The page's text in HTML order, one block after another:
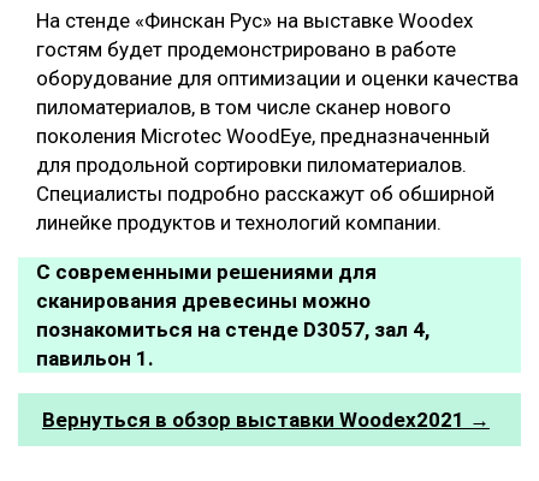
На стенде «Финскан Рус» на выставке Woodex
гостям будет продемонстрировано в работе
оборудование для оптимизации и оценки качества
пиломатериалов, в том числе сканер нового
поколения Microtec WoodEye, предназначенный
для продольной сортировки пиломатериалов.
Специалисты подробно расскажут об обширной
линейке продуктов и технологий компании.
С современными решениями для
сканирования древесины можно
познакомиться на стенде D3057, зал 4,
павильон 1.
Вернуться в обзор выставки Woodex2021 →